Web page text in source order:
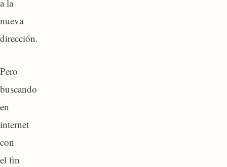
a la
nueva
dirección.
Pero
buscando
en
internet
con
el fin